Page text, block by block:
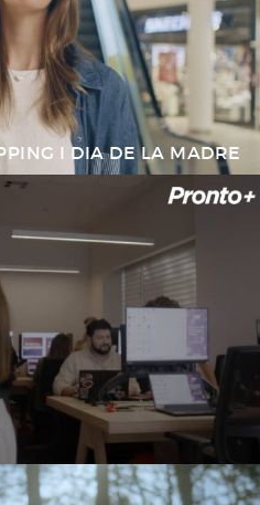
I DIA DE LA MADRE